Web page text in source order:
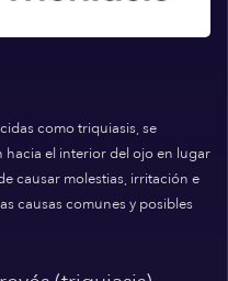
como triquiasis, se
el interior del ojo en lugar
causar molestias, irritación e
causas comunes y posibles